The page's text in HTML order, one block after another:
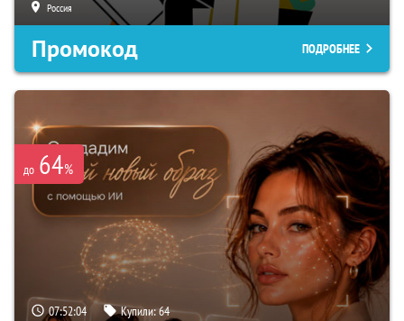
Россия
Промокод ПОДРОБНЕЕ
до 64%
07:52:03 Купили:64